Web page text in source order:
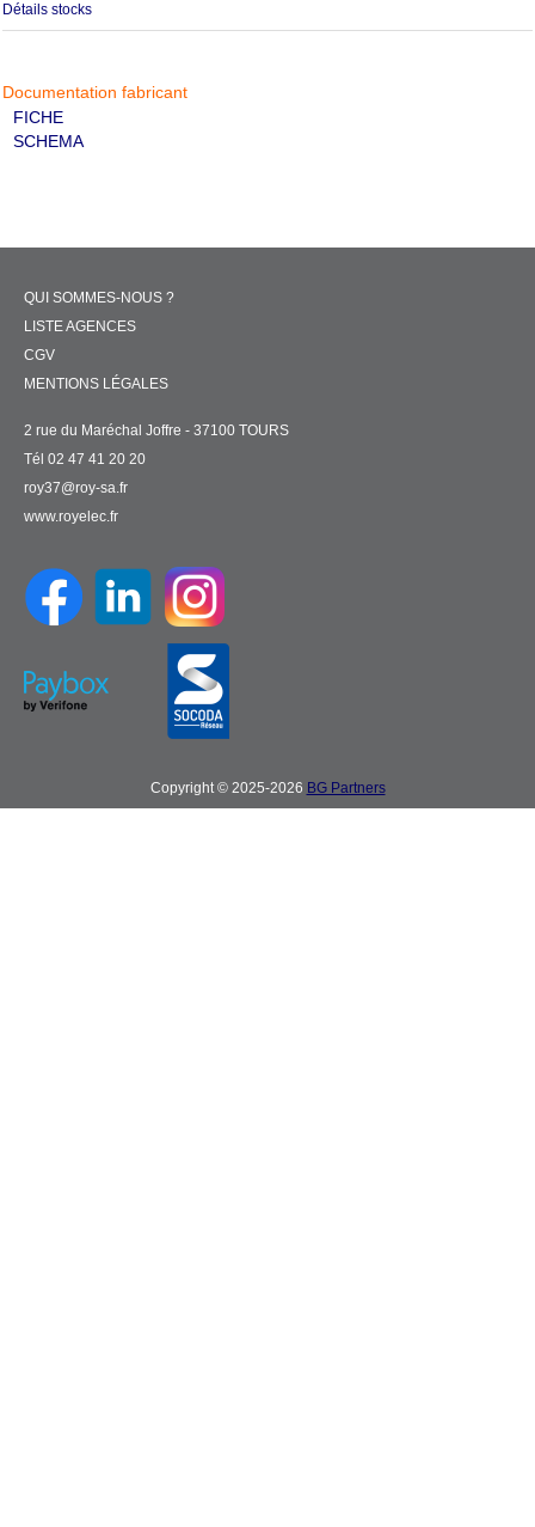
Détails stocks
Documentation fabricant
FICHE
SCHEMA
QUI SOMMES-NOUS ?
LISTE AGENCES
CGV
MENTIONS LÉGALES
2 rue du Maréchal Joffre - 37100 TOURS
Tél 02 47 41 20 20
roy37@roy-sa.fr
www.royelec.fr
Copyright © 2025-2026 BG Partners